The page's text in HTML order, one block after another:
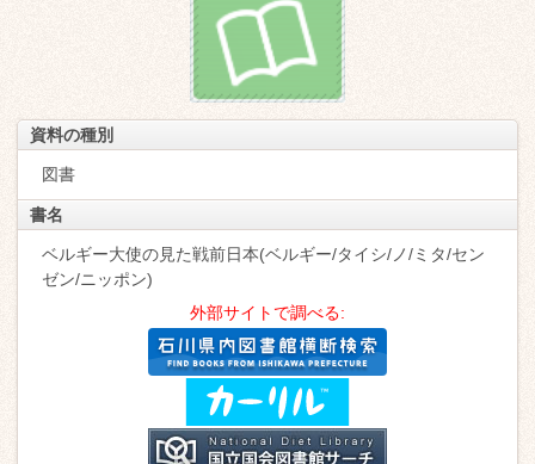
資料の種別
図書
書名
ベルギー大使の見た戦前日本(ベルギー/タイシ/ノ/ミタ/セン
ゼン/ニッポン)
外部サイトで調べる: